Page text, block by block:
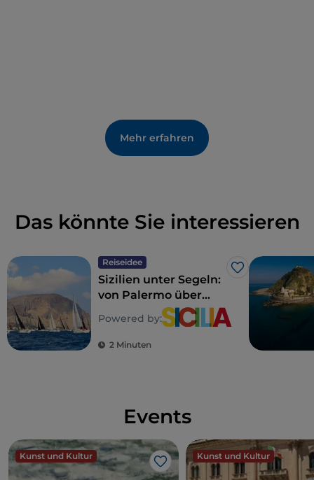
Mehr erfahren
Das könnte Sie interessieren
Reiseidee
Like
Sizilien unter Segeln:
von Palermo über
Mondello nach Capo
Gallo
Powered by:
2 Minuten
Events
Kunst und Kultur
Like
Kunst und Kultur